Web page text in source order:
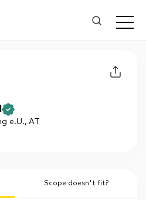
e.U., AT
Scope doesn't fit?